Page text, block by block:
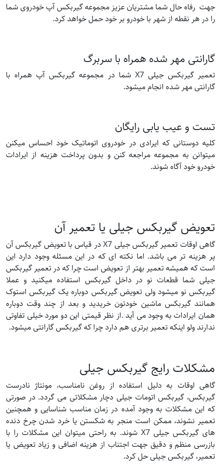
جهت رفاه حال شما مشتریان عزیز مجموعه گیربکس آپ خودروی شما
را در هر نقطه از شهر با خودرو بر خود حمل خواهد کرد.
گارانتی مهر شده همراه با سربرگ
تعمیر گیربکس جیلی X7 شما در مجموعه گیربکس آپ همراه با
گارانتی مهر شده انجام میشود.
تست و عیب یابی رایگان
کلیه دوستانی که ایرادی در خودروی اتوماتیک خود احساس میکنن
میتوانن به مجموعه مراجعه کنن و بدون پرداخت هزینه از ایرادات
خودرو خود آگاه شوند.
تعویض گیربکس جیلی یا تعمیر آن
گاهی اوقات تعمیر گیربکس جیلی X7 در قیاس با تعویض گیربکس آن
پر هزینه تر می باشد. اما نکته ای که در این مسئله وجود دارد این
است که همیشه تعمیر بهتر از تعویض است چرا که در تعمیر گیربکس
جیلی شما قطعات نو در داخل گیربکس استفاده میکنید و عملا
گیربکس نو میشود ولی تعویض گیربکس دوباره یک گیربکس استوک
همانند گیربکس ماشین خودتون خریدید و بعد از چند وقت دوباره
همان ایرادات به وجود می آید .از نظر قیمتی این دو مورد خیلی تفاوتی
ندارند ولو اینکه تعمیر برتری هم دارد چرا که گیربکس گارانتی میشود.
مشکلات رایج گیربکس جیلی
گاهی اوقات به دلیل استفاده از روغن نامناسب، مونتاژ نادرست
گیربکس، گیربکس اتومات جیلی دچار مشکلاتی می گردد. در صورتی
که این مشکلات به وجود آمده در زمان مناسب شناسایی و همچنین
تعمیر نشوند، ممکن است منجر به شکستن یا خرد شدن چرخ دنده
های گیربکس جیلی X7 شوند. به راحتی میتوان این مشکلات را با
بازرسی منظم و دقیق جهت اجتناب از هزینه اضافی و زیاد تعویض یا
تعمیر، گیربکس جیلی حل کرد.